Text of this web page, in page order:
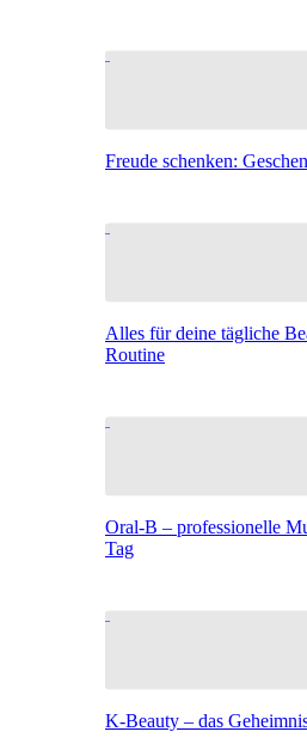
Freude schenken:
Alles für deine tägliche
Routine
Oral-B – professionelle
Tag
K-Beauty – das